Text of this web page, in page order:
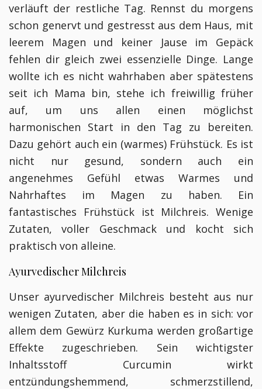
verläuft der restliche Tag. Rennst du morgens
schon genervt und gestresst aus dem Haus, mit
leerem Magen und keiner Jause im Gepäck
fehlen dir gleich zwei essenzielle Dinge. Lange
wollte ich es nicht wahrhaben aber spätestens
seit ich Mama bin, stehe ich freiwillig früher
auf, um uns allen einen möglichst
harmonischen Start in den Tag zu bereiten.
Dazu gehört auch ein (warmes) Frühstück. Es ist
nicht nur gesund, sondern auch ein
angenehmes Gefühl etwas Warmes und
Nahrhaftes im Magen zu haben. Ein
fantastisches Frühstück ist Milchreis. Wenige
Zutaten, voller Geschmack und kocht sich
praktisch von alleine.
Ayurvedischer Milchreis
Unser ayurvedischer Milchreis besteht aus nur
wenigen Zutaten, aber die haben es in sich: vor
allem dem Gewürz Kurkuma werden großartige
Effekte zugeschrieben. Sein wichtigster
Inhaltsstoff Curcumin wirkt
entzündungshemmend, schmerzstillend,